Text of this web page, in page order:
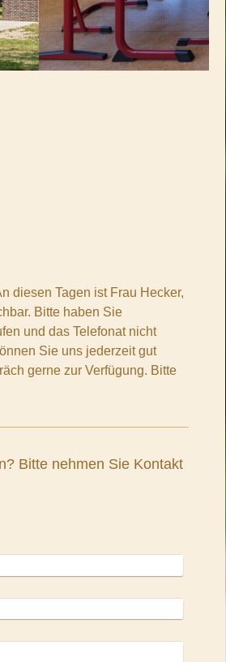
diesen Tagen ist Frau Hecker,
Bitte haben Sie
und das Telefonat nicht
Sie uns jederzeit gut
gerne zur Verfügung. Bitte
Bitte nehmen Sie Kontakt